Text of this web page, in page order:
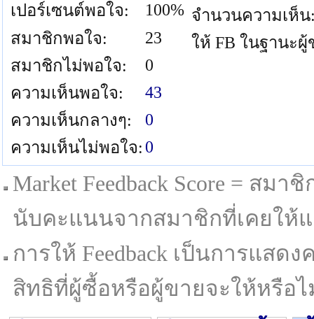
เปอร์เซนต์พอใจ:
100%
สมาชิกพอใจ:
23
สมาชิกไม่พอใจ:
0
ความเห็นพอใจ:
43
ความเห็นกลางๆ:
0
ความเห็นไม่พอใจ: 0
จำนวนความเห็น
ให้ FB ในฐานะผู้
Market Feedback Score = สม
นับคะแนนจากสมาชิกที่เคยให้
การให้ Feedback เป็นการแส
สิทธิที่ผู้ซื้อหรือผู้ขายจะให้หรือไ